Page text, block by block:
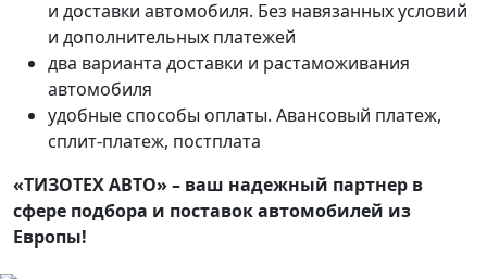
и доставки автомобиля. Без навязанных условий
и дополнительных платежей
два варианта доставки и растаможивания
автомобиля
удобные способы оплаты. Авансовый платеж,
сплит-платеж, постплата
«ТИЗОТЕХ АВТО» – ваш надежный партнер в
сфере подбора и поставок автомобилей из
Европы!